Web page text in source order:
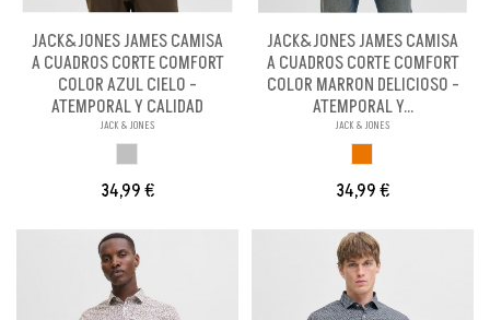
JACK&JONES JAMES CAMISA
A CUADROS CORTE COMFORT
COLOR AZUL CIELO -
ATEMPORAL Y CALIDAD
JACK & JONES
34,99 €
JACK&JONES JAMES CAMISA
A CUADROS CORTE COMFORT
COLOR MARRON DELICIOSO -
ATEMPORAL Y...
JACK & JONES
34,99 €